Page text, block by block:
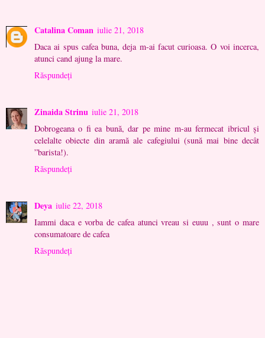
Catalina Coman iulie 21, 2018
Daca ai spus cafea buna, deja m-ai facut curioasa. O voi incerca,
atunci cand ajung la mare.
Răspundeți
Zinaida Strinu iulie 21, 2018
Dobrogeana o fi ea bună, dar pe mine m-au fermecat ibricul și
celelalte obiecte din aramă ale cafegiului (sună mai bine decât
”barista!).
Răspundeți
Deya iulie 22, 2018
Iammi daca e vorba de cafea atunci vreau si euuu , sunt o mare
consumatoare de cafea
Răspundeți